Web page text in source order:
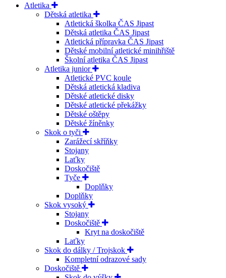
Atletika
Dětská atletika
Atletická školka ČAS Jipast
Dětská atletika ČAS Jipast
Atletická přípravka ČAS Jipast
Dětské mobilní atletické minihřiště
Školní atletika ČAS Jipast
Atletika junior
Atletické PVC koule
Dětská atletická kladiva
Dětské atletické disky
Dětské atletické překážky
Dětské oštěpy
Dětské žíněnky
Skok o tyči
Zarážecí skříňky
Stojany
Laťky
Doskočiště
Tyče
Doplňky
Doplňky
Skok vysoký
Stojany
Doskočiště
Kryt na doskočiště
Laťky
Skok do dálky / Trojskok
Kompletní odrazové sady
Doskočiště